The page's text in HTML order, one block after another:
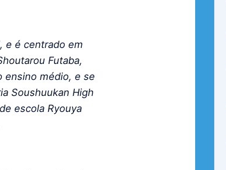
e é centrado em
Futaba,
ensino médio, e se
Soushuukan High
escola Ryouya